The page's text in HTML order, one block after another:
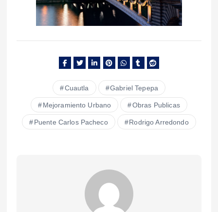
Cuautla Gabriel Tepepa
Mejoramiento Urbano Obras Publicas
Puente Carlos Pacheco Rodrigo Arredondo